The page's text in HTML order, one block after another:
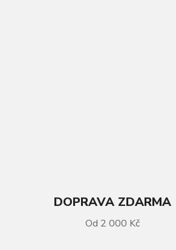
DOPRAVA ZDARMA
Od 2 000 Kč
VÍCE INFORMACÍ